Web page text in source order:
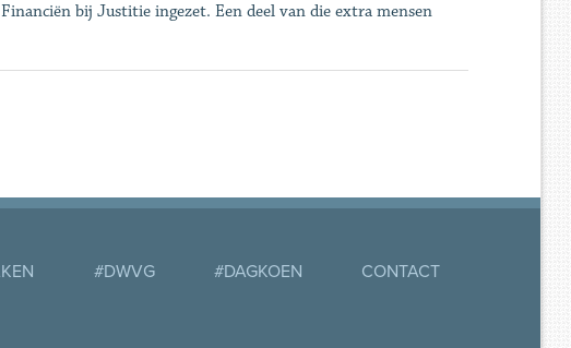
bij Justitie ingezet. Een deel van die extra mensen
#DWVG #DAGKOEN CONTACT